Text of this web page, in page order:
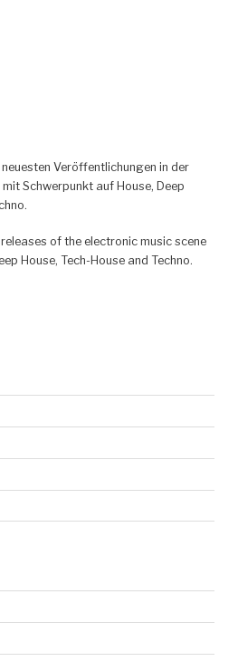
Veröffentlichungen in der
Schwerpunkt auf House, Deep
of the electronic music scene
House, Tech-House and Techno.